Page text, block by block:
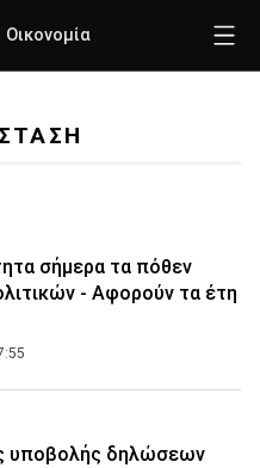
Οικονομία
σήμερα τα πόθεν
- Αφορούν τα έτη
υποβολής δηλώσεων